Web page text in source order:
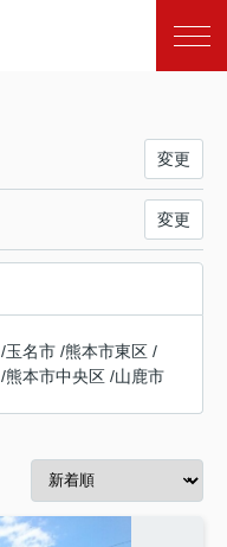
変更
変更
/玉名市 /熊本市東区 /
/熊本市中央区 /山鹿市